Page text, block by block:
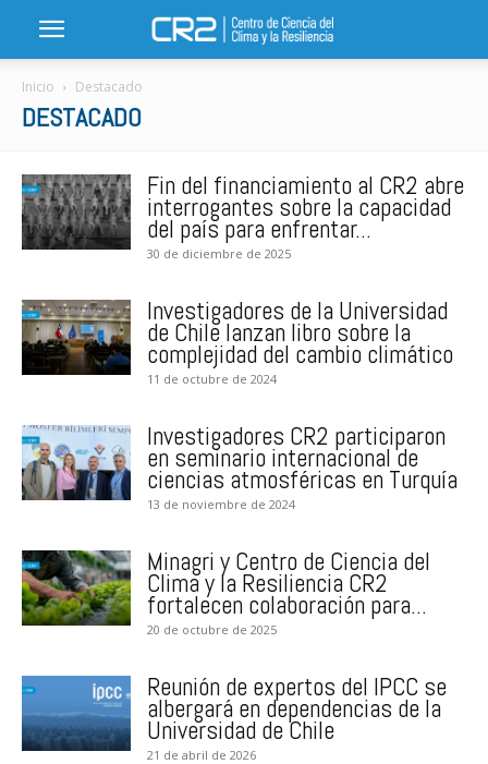
Inicio Destacado
DESTACADO
Fin del financiamiento al CR2 abre
interrogantes sobre la capacidad
del país para enfrentar...
30 de diciembre de 2025
Investigadores de la Universidad
de Chile lanzan libro sobre la
complejidad del cambio climático
11 de octubre de 2024
Investigadores CR2 participaron
en seminario internacional de
ciencias atmosféricas en Turquía
13 de noviembre de 2024
Minagri y Centro de Ciencia del
Clima y la Resiliencia CR2
fortalecen colaboración para...
20 de octubre de 2025
Reunión de expertos del IPCC se
albergará en dependencias de la
Universidad de Chile
21 de abril de 2026